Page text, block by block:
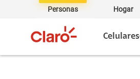
Personas Hogar
Celulares